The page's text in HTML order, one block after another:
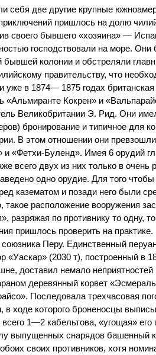
себя две другие крупные
пришлось на долю
своего бывшего «хозяина» —
господствовали на море.
бывшей колонии и обстреляли
правительству, что
в 1874— 1875 годах
«Альмиранте Кокрен» и
Великобритании Э. Рид. Они
бронирование и типичное для
В этом отношении они
и «Фетхи-Буленд». Имея 6 орудий
всего двух из них только в
одно орудие. Для того
казематом и позади него были
такое расположение вооружения
разряжая по противнику то одну,
пришлось проверить на
союзника Перу. Единственный
«Уаскар» (2030 т), построенный в
доставил немало неприятностей
деревянный корвет
Последовала трехчасовая
в ходе которого броненосцы
1—2 кабельтова, «угощая» его
выпущенных снарядов башенный
своих противников, хотя